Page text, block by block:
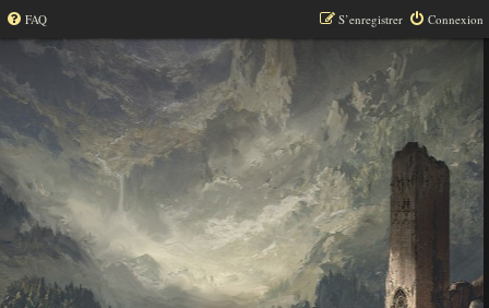
FAQ Connexion
S’enregistrer